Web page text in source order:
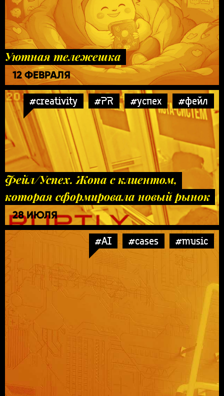
Уютная тележешка
12 ФЕВРАЛЯ
#creativity #PR #успех #фейл
Фейл/Успех. Жопа с клиентом,
которая сформировала новый рынок
28 ИЮЛЯ
#AI #cases #music